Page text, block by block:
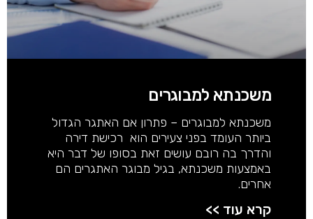
משכנתא למבוגרים
משכנתא למבוגרים – פתרון אם האתגר הגדול
ביותר העומד בפני צעירים הוא רכישת דירה
והדרך בה רובם עושים זאת בסופו של דבר היא
באמצעות משכנתא, בגיל מבוגר האתגרים הם
אחרים.
קרא עוד >>